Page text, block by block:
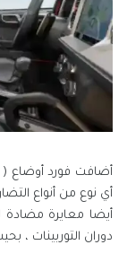
دوران التوربينات ،